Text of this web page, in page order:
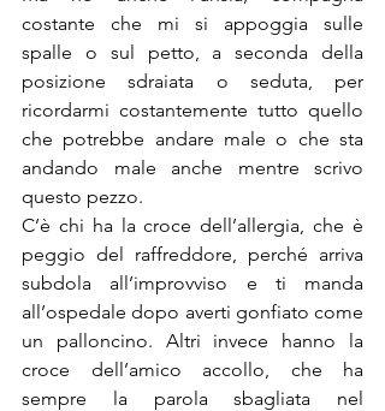
costante che mi si appoggia sulle
spalle o sul petto, a seconda della
posizione sdraiata o seduta, per
ricordarmi costantemente tutto quello
che potrebbe andare male o che sta
andando male anche mentre scrivo
questo pezzo.
C’è chi ha la croce dell’allergia, che è
peggio del raffreddore, perché arriva
subdola all’improvviso e ti manda
all’ospedale dopo averti gonfiato come
un palloncino. Altri invece hanno la
croce dell’amico accollo, che ha
sempre la parola sbagliata nel